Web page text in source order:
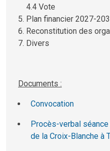
4.4 Vote
5. Plan financier 2027-
6. Reconstitution des
7. Divers
Documents :
Convocation
Procès-verbal
de la Croix-Blanche à